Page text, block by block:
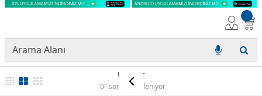
Ürünler
"0" sonuç listeleniyor